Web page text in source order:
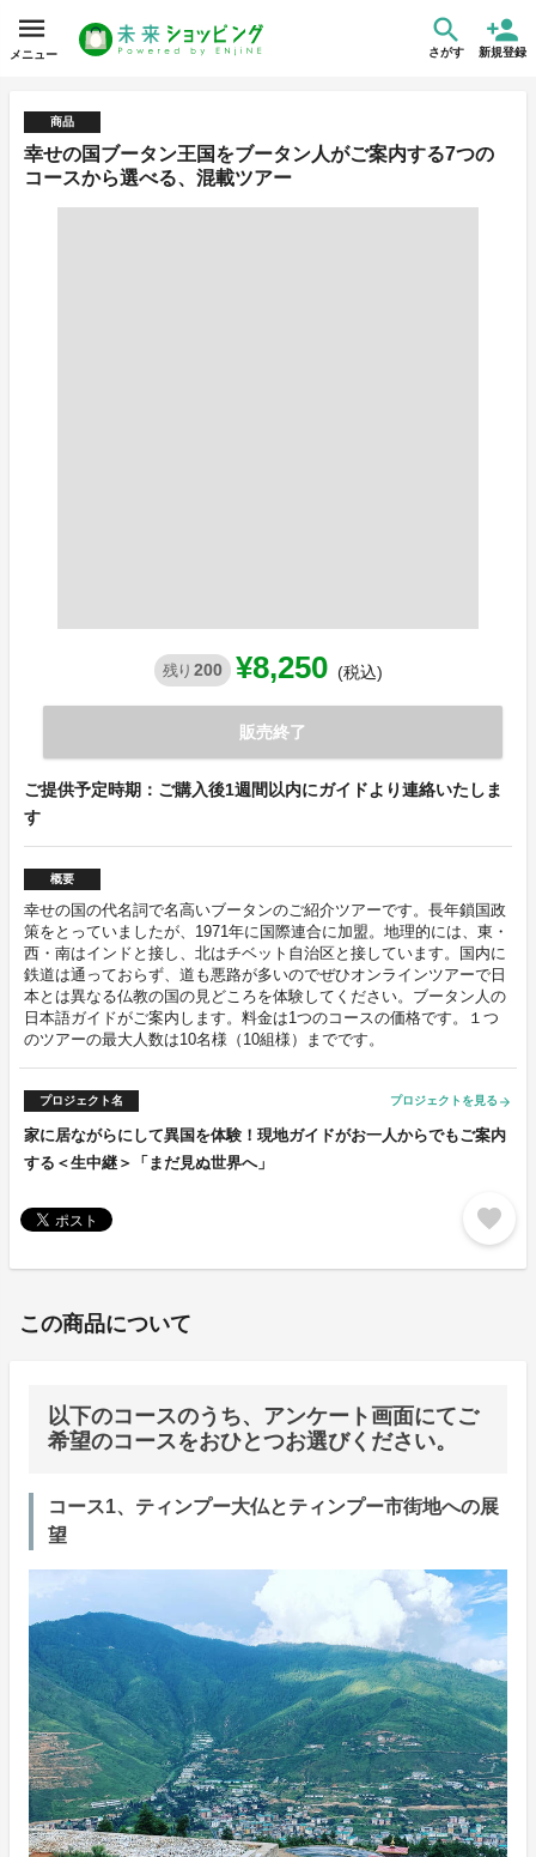
メニュー さがす 新規登録
商品
幸せの国ブータン王国をブータン人がご案内する7つの
コースから選べる、混載ツアー
残り 200 ¥8,250 (税込)
販売終了
ご提供予定時期：ご購入後1週間以内にガイドより連絡いたしま
す
概要
幸せの国の代名詞で名高いブータンのご紹介ツアーです。長年鎖国政
策をとっていましたが、1971年に国際連合に加盟。地理的には、東・
西・南はインドと接し、北はチベット自治区と接しています。国内に
鉄道は通っておらず、道も悪路が多いのでぜひオンラインツアーで日
本とは異なる仏教の国の見どころを体験してください。ブータン人の
日本語ガイドがご案内します。料金は1つのコースの価格です。１つ
のツアーの最大人数は10名様（10組様）までです。
プロジェクト名 プロジェクトを見る arrow_forward
家に居ながらにして異国を体験！現地ガイドがお一人からでもご案内
する＜生中継＞「まだ見ぬ世界へ」
favorite
この商品について
以下のコースのうち、アンケート画面にてご
希望のコースをおひとつお選びください。
コース1、ティンプー大仏とティンプー市街地への展
望